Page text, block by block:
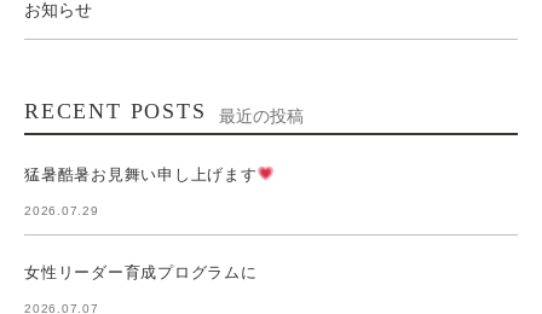
お知らせ
RECENT POSTS 最近の投稿
猛暑酷暑お見舞い申し上げます
2026.07.29
女性リーダー育成プログラムに
2026.07.07